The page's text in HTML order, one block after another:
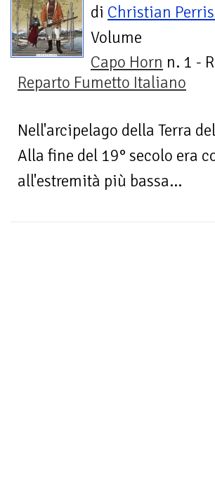
di Christian
Volume
Capo Horn n. 1 -
Reparto Fumetto Italiano
Nell'arcipelago della Terra
Alla fine del 19° secolo era
all'estremità più bassa...